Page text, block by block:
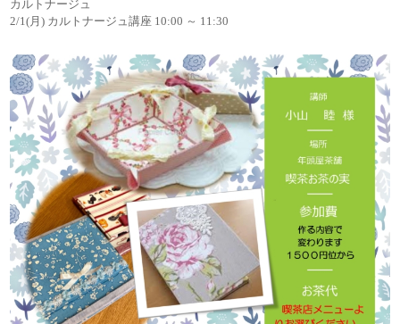
カルトナージュ
2/1(月) カルトナージュ講座 10:00 ～ 11:30